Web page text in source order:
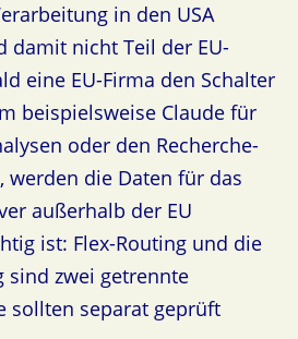
in den USA
damit nicht Teil der EU-
eine EU-Firma den Schalter
beispielsweise Claude für
oder den Recherche-
werden die Daten für das
außerhalb der EU
ist: Flex-Routing und die
sind zwei getrennte
sollten separat geprüft